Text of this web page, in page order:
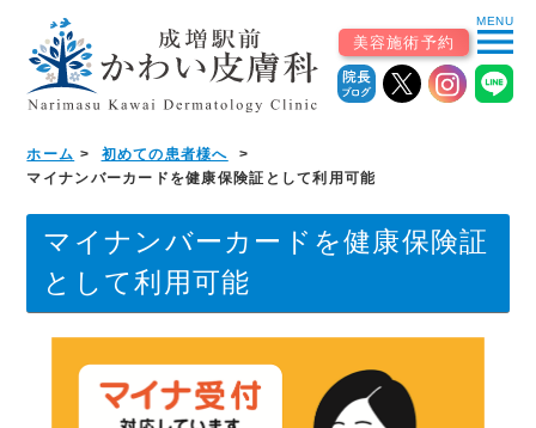
MENU
menu
美容施術予約
ホーム
初めての患者様へ
マイナンバーカードを健康保険証として利用可能
マイナンバーカードを健康保険証
として利用可能
ホーム
初めての患者様へ
診療案内
診療科から探す